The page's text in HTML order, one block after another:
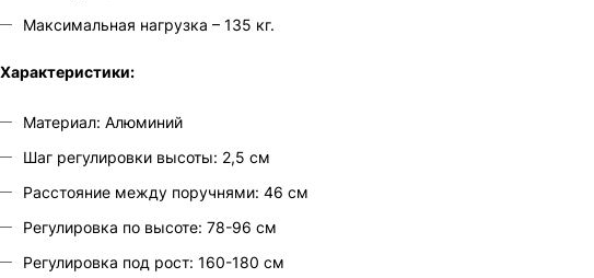
Максимальная нагрузка – 135 кг.
Характеристики:
Материал: Алюминий
Шаг регулировки высоты: 2,5 см
Расстояние между поручнями: 46 см
Регулировка по высоте: 78-96 см
Регулировка под рост: 160-180 см